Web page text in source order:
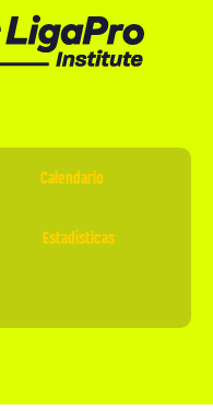
Calendario
Estadísticas